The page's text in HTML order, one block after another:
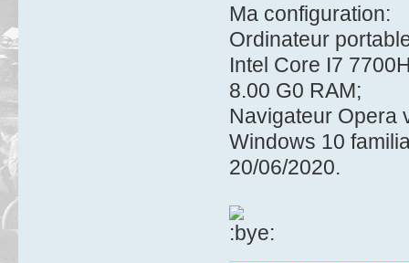
Ma configuration:
Ordinateur
Intel Core I7
8.00 G0 RAM;
Navigateur Opera
Windows 10
20/06/2020.